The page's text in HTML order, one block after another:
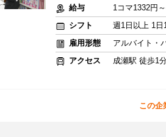
給与
1コマ1332円
シフト
週1日以上 1
雇用形態
アルバイト・
アクセス
成瀬駅 徒歩1
この企